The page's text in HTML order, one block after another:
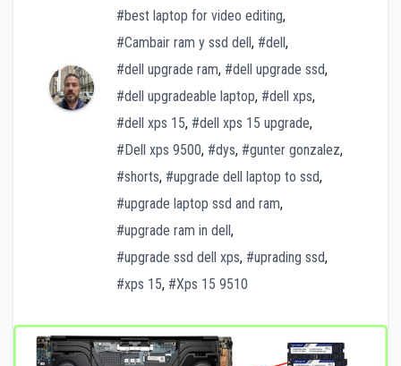
#best laptop for video editing,
#Cambair ram y ssd dell, #dell,
#dell upgrade ram, #dell upgrade ssd,
#dell upgradeable laptop, #dell xps,
#dell xps 15, #dell xps 15 upgrade,
#Dell xps 9500, #dys, #gunter gonzalez,
#shorts, #upgrade dell laptop to ssd,
#upgrade laptop ssd and ram,
#upgrade ram in dell,
#upgrade ssd dell xps, #uprading ssd,
#xps 15, #Xps 15 9510